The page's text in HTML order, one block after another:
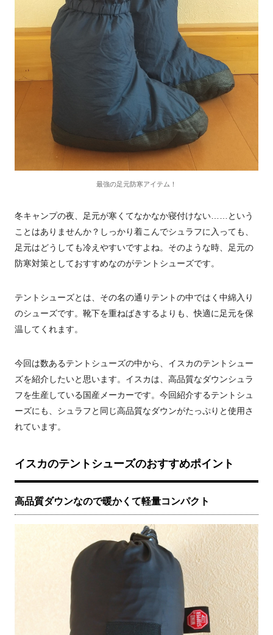
最強の足元防寒アイテム！
冬キャンプの夜、足元が寒くてなかなか寝付けない……という
ことはありませんか？しっかり着こんでシュラフに入っても、
足元はどうしても冷えやすいですよね。そのような時、足元の
防寒対策としておすすめなのがテントシューズです。
テントシューズとは、その名の通りテントの中ではく中綿入り
のシューズです。靴下を重ねばきするよりも、快適に足元を保
温してくれます。
今回は数あるテントシューズの中から、イスカのテントシュー
ズを紹介したいと思います。イスカは、高品質なダウンシュラ
フを生産している国産メーカーです。今回紹介するテントシュ
ーズにも、シュラフと同じ高品質なダウンがたっぷりと使用さ
れています。
イスカのテントシューズのおすすめポイント
高品質ダウンなので暖かくて軽量コンパクト